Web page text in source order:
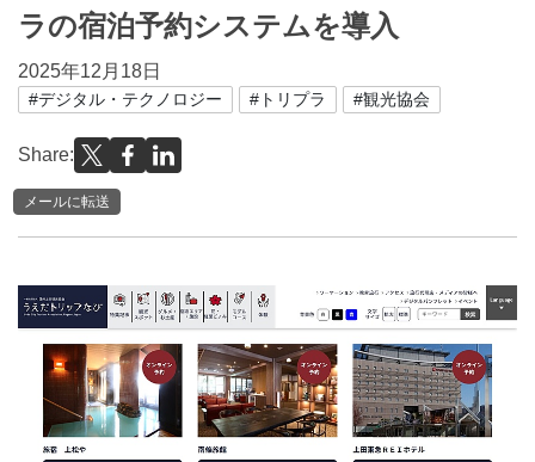
ラの宿泊予約システムを導入
2025年12月18日
#デジタル・テクノロジー #トリプラ #観光協会
Share:
メールに転送